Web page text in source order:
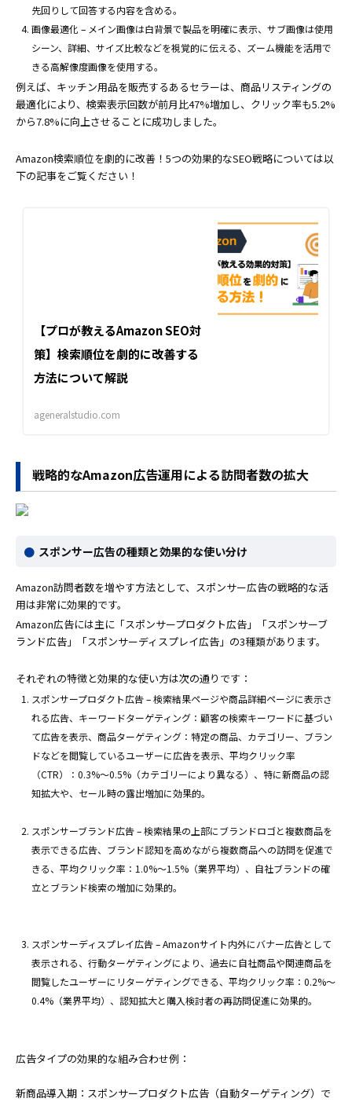
先回りして回答する内容を含める。
画像最適化 – メイン画像は白背景で製品を明確に表示、サブ画像は使用
シーン、詳細、サイズ比較などを視覚的に伝える、ズーム機能を活用で
きる高解像度画像を使用する。
例えば、キッチン用品を販売するあるセラーは、商品リスティングの
最適化により、検索表示回数が前月比47%増加し、クリック率も5.2%
から7.8%に向上させることに成功しました。
Amazon検索順位を劇的に改善！5つの効果的なSEO戦略については以
下の記事をご覧ください！
【プロが教えるAmazon SEO対
策】検索順位を劇的に改善する
方法について解説
ageneralstudio.com
戦略的なAmazon広告運用による訪問者数の拡大
スポンサー広告の種類と効果的な使い分け
Amazon訪問者数を増やす方法として、スポンサー広告の戦略的な活
用は非常に効果的です。
Amazon広告には主に「スポンサープロダクト広告」「スポンサーブ
ランド広告」「スポンサーディスプレイ広告」の3種類があります。
それぞれの特徴と効果的な使い方は次の通りです：
スポンサープロダクト広告 – 検索結果ページや商品詳細ページに表示さ
れる広告、キーワードターゲティング：顧客の検索キーワードに基づい
て広告を表示、商品ターゲティング：特定の商品、カテゴリー、ブラン
ドなどを閲覧しているユーザーに広告を表示、平均クリック率
（CTR）：0.3%〜0.5%（カテゴリーにより異なる）、特に新商品の認
知拡大や、セール時の露出増加に効果的。
スポンサーブランド広告 – 検索結果の上部にブランドロゴと複数商品を
表示できる広告、ブランド認知を高めながら複数商品への訪問を促進で
きる、平均クリック率：1.0%〜1.5%（業界平均）、自社ブランドの確
立とブランド検索の増加に効果的。
スポンサーディスプレイ広告 – Amazonサイト内外にバナー広告として
表示される、行動ターゲティングにより、過去に自社商品や関連商品を
閲覧したユーザーにリターゲティングできる、平均クリック率：0.2%〜
0.4%（業界平均）、認知拡大と購入検討者の再訪問促進に効果的。
広告タイプの効果的な組み合わせ例：
新商品導入期：スポンサープロダクト広告（自動ターゲティング）で